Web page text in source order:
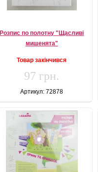
Розпис по полотну "Щасливі
мишенята"
Товар закінчився
97 грн.
Артикул: 72878